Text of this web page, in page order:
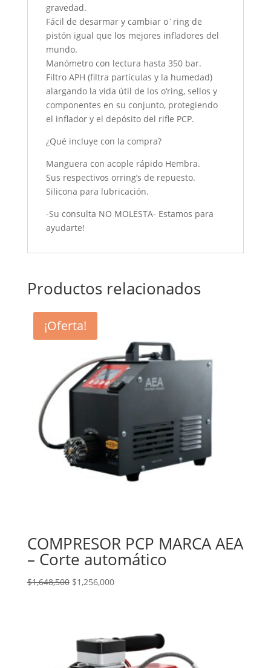
gravedad.
Fácil de desarmar y cambiar o´ring de
pistón igual que los mejores infladores del
mundo.
Manómetro con lectura hasta 350 bar.
Filtro APH (filtra partículas y la humedad)
alargando la vida útil de los o‘ring, sellos y
componentes en su conjunto, protegiendo
el inflador y el depósito del rifle PCP.
¿Qué incluye con la compra?
Manguera con acople rápido Hembra.
Sus respectivos orring’s de repuesto.
Silicona para lubricación.
-Su consulta NO MOLESTA- Estamos para
ayudarte!
Productos relacionados
¡Oferta!
COMPRESOR PCP MARCA AEA
– Corte automático
$1,648,500 El
$1,648,500.
$1,256,000El
$1,256,000.